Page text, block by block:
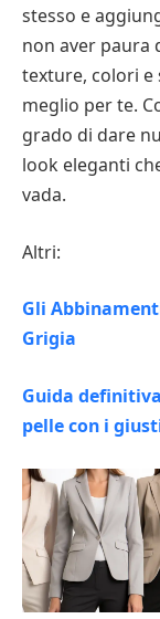
stesso e
non aver paura
texture, colori e
meglio per te.
grado di dare
look eleganti
vada.
Altri:
Gli
Grigia
Guida
pelle con i